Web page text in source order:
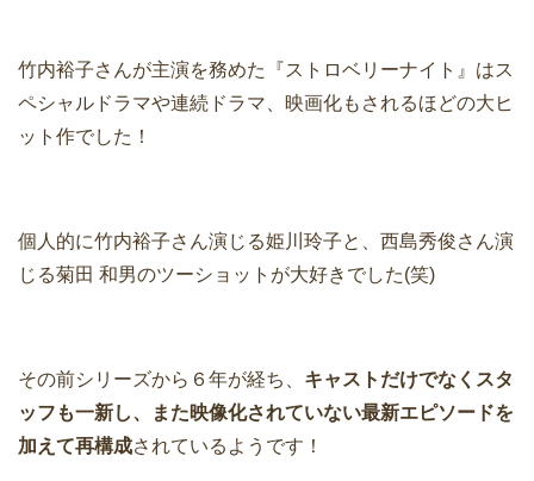
竹内裕子さんが主演を務めた『ストロベリーナイト』はス
ペシャルドラマや連続ドラマ、映画化もされるほどの大ヒ
ット作でした！
個人的に竹内裕子さん演じる姫川玲子と、西島秀俊さん演
じる菊田 和男のツーショットが大好きでした(笑)
その前シリーズから６年が経ち、 キャストだけでなくスタ
ッフも一新し、また映像化されていない最新エピソードを
加えて再構成されているようです！